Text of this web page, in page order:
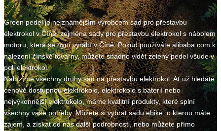
Green pedel je nejznámějším výrobcem sad pro přestavbu
elektrokol v Číně, zejména sady pro přestavbu elektrokol s nábojem
motoru, která se nyní vyrábí v Číně. Pokud používáte alibaba.com k
nalezení čínské továrny, můžete snadno vidět zelený pedel všude v
poli elektrokol.
Nabízíme všechny druhy sad na přestavbu elektrokol. Ať už hledáte
cenově dostupnou elektrokolo, elektrokolo s baterií nebo
nejvýkonnější elektrokolo, máme kvalitní produkty, které splní
všechny vaše potřeby. Můžete si vybrat sadu ebike, o kterou máte
zájem, a získat od nás další podrobnosti, nebo můžete přímo